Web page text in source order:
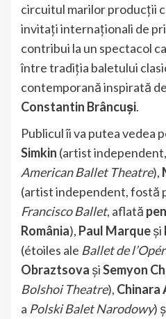
circuitul marilor producții
invitați internaționali de
contribui la un spectacol
între tradiția baletului
contemporană inspirată
Constantin Brâncuși.
Publicul îi va putea vedea
Simkin (artist
American Ballet Theatre),
(artist independent, fostă
Francisco Ballet, aflată
România), Paul Marqueși
(étoiles ale Ballet de
Obraztsova șiSemyon
Bolshoi Theatre), Chinara
a Polski Balet Narodowy)